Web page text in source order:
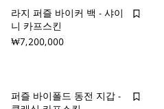
라지 퍼즐 바이커 백 - 샤이
니 카프스킨
₩7,200,000
퍼즐 바이폴드 동전 지갑 -